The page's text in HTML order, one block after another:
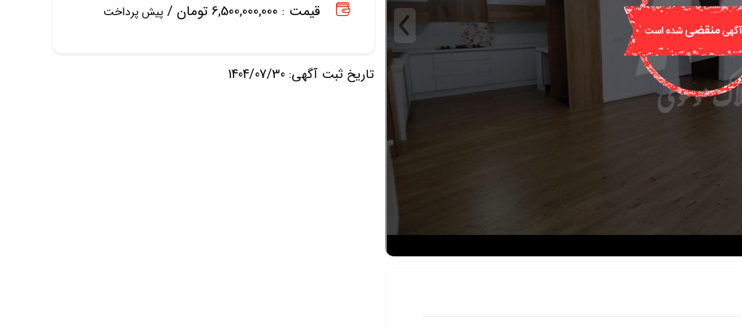
قیمت : 6,500,000,000 تومان /
پیش پرداخت
تاریخ ثبت آگهی: 1404/07/30